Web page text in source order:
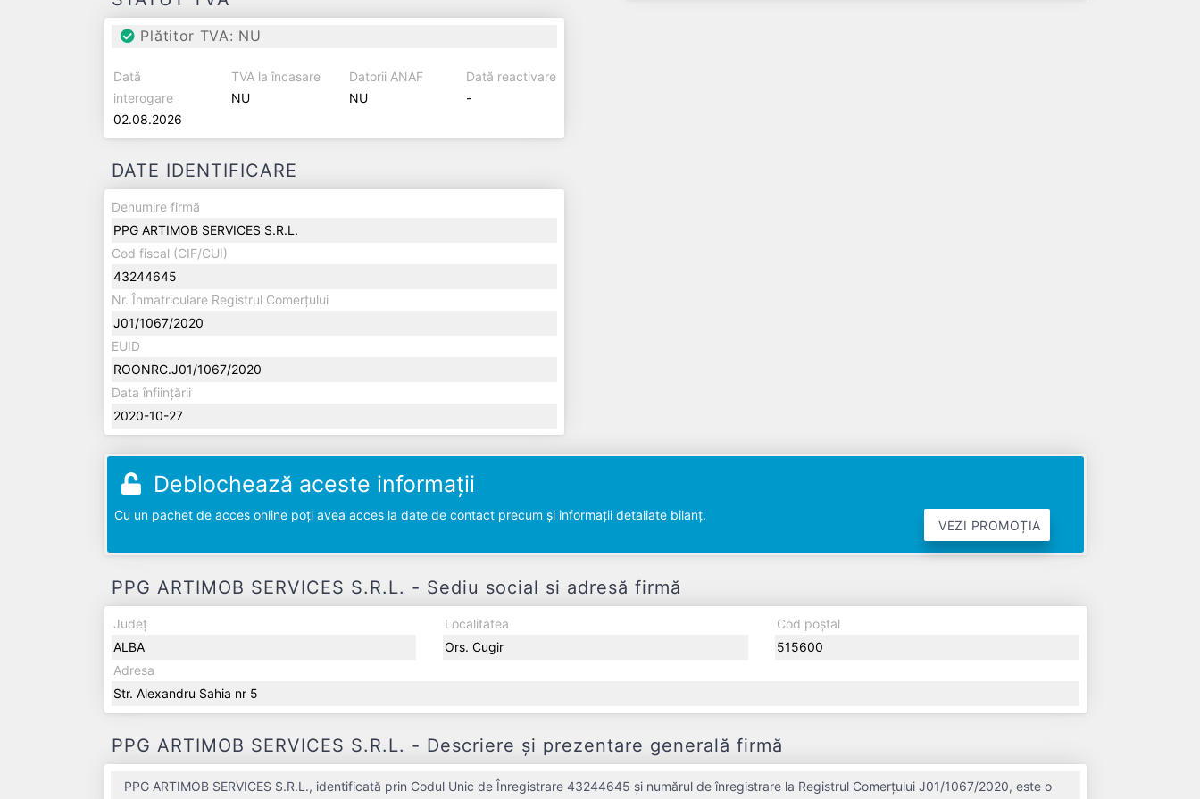
Plătitor TVA: NU
Dată
interogare
02.08.2026
TVA la încasare
NU
Datorii ANAF
NU
Dată reactivare
-
DATE IDENTIFICARE
Denumire firmă
PPG ARTIMOB SERVICES S.R.L.
Cod fiscal (CIF/CUI)
43244645
Nr. Înmatriculare Registrul Comerțului
J01/1067/2020
EUID
ROONRC.J01/1067/2020
Data înființării
2020-10-27
Deblochează aceste informații
Cu un pachet de acces online poți avea acces la date de contact precum și informații detaliate bilanț.
VEZI PROMOȚIA
PPG ARTIMOB SERVICES S.R.L. - Sediu social si adresă firmă
Județ
ALBA
Localitatea
Ors. Cugir
Cod poștal
515600
Adresa
Str. Alexandru Sahia nr 5
PPG ARTIMOB SERVICES S.R.L. - Descriere și prezentare generală firmă
PPG ARTIMOB SERVICES S.R.L., identificată prin Codul Unic de Înregistrare 43244645 și numărul de înregistrare la Registrul Comerțului J01/1067/2020, este o